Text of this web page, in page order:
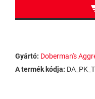
Gyártó: Doberman's
A termék kódja: